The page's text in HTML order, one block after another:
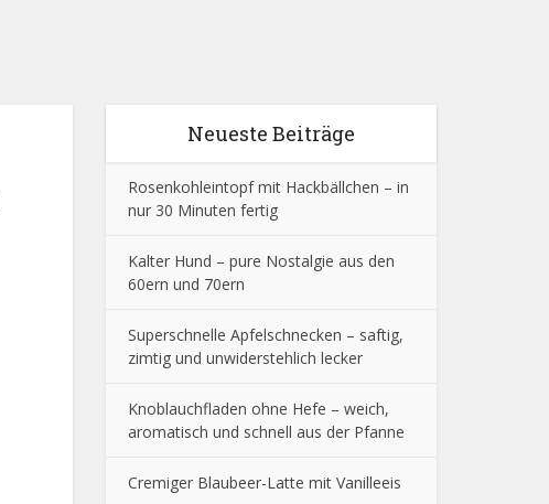
Neueste Beiträge
Rosenkohleintopf mit Hackbällchen – in
nur 30 Minuten fertig
Kalter Hund – pure Nostalgie aus den
60ern und 70ern
Superschnelle Apfelschnecken – saftig,
zimtig und unwiderstehlich lecker
Knoblauchfladen ohne Hefe – weich,
aromatisch und schnell aus der Pfanne
Cremiger Blaubeer-Latte mit Vanilleeis